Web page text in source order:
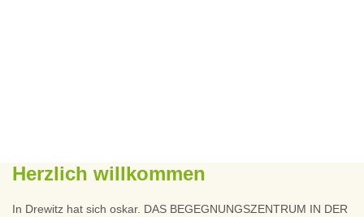
Herzlich willkommen
In Drewitz hat sich oskar. DAS BEGEGNUNGSZENTRUM IN DER